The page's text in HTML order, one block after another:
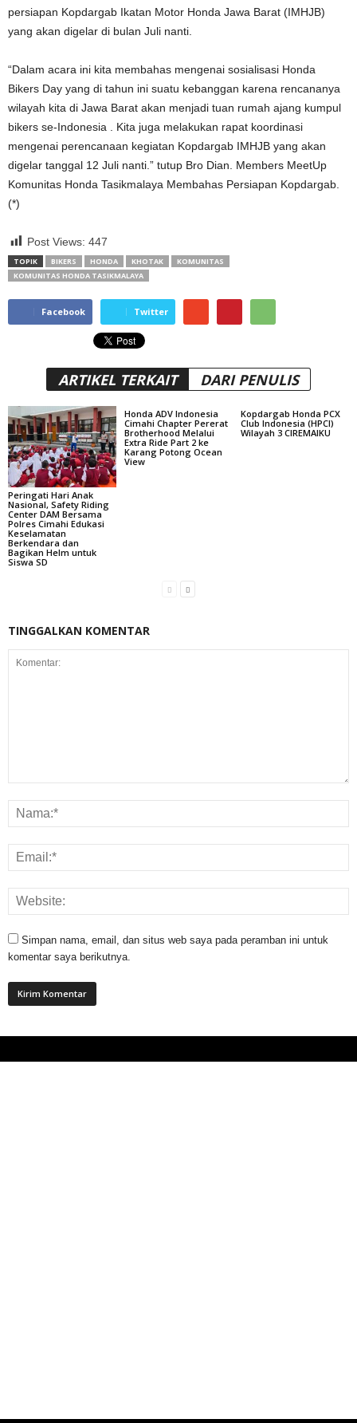
persiapan Kopdargab Ikatan Motor Honda Jawa Barat (IMHJB)
yang akan digelar di bulan Juli nanti.
“Dalam acara ini kita membahas mengenai sosialisasi Honda
Bikers Day yang di tahun ini suatu kebanggan karena rencananya
wilayah kita di Jawa Barat akan menjadi tuan rumah ajang kumpul
bikers se-Indonesia . Kita juga melakukan rapat koordinasi
mengenai perencanaan kegiatan Kopdargab IMHJB yang akan
digelar tanggal 12 Juli nanti.” tutup Bro Dian. Members MeetUp
Komunitas Honda Tasikmalaya Membahas Persiapan Kopdargab.
(*)
Post Views: 447
TOPIK BIKERS HONDA KHOTAK
KOMUNITAS
KOMUNITAS HONDA TASIKMALAYA
Facebook Twitter
ARTIKEL TERKAIT DARI PENULIS
Peringati Hari Anak
Nasional, Safety Riding
Center DAM Bersama
Polres Cimahi Edukasi
Keselamatan
Berkendara dan
Bagikan Helm untuk
Siswa SD
Honda ADV Indonesia
Cimahi Chapter Pererat
Brotherhood Melalui
Extra Ride Part 2 ke
Karang Potong Ocean
View
Kopdargab Honda PCX
Club Indonesia (HPCI)
Wilayah 3 CIREMAIKU
TINGGALKAN KOMENTAR
Simpan nama, email, dan situs web saya pada peramban ini untuk
komentar saya berikutnya.